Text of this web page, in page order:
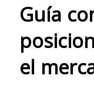
Guía
el